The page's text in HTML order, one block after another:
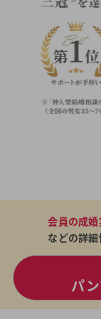
会員の成
などの詳細
パ